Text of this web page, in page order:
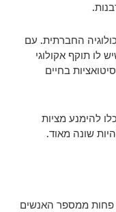
החברתית. עם
לו תוקף אקולוגי
בחיים
להימנע מציות
שונה מאוד.
פחות ממספר האנשים